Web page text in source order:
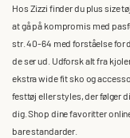
Hos Zizzi finder du plus size
at gå på kompromis med
str. 40-64 med forståelse for
de ser ud. Udforsk alt fra
ekstra wide fit sko og
festtøj eller styles, der følger
dig. Shop dine favoritter
bare standarder.